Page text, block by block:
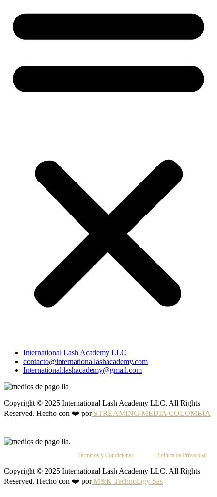
International Lash Academy LLC
contacto@internationallashacademy.com
International.lashacademy@gmail.com
Copyright © 2025 International Lash Academy LLC. All Rights
Reserved. Hecho con ❤️ porSTREAMING MEDIA COLOMBIA
Términos y Condiciones Política de Privacidad
Copyright © 2025 International Lash Academy LLC. All Rights
Reserved. Hecho con ❤️ porM&K Technology Sas